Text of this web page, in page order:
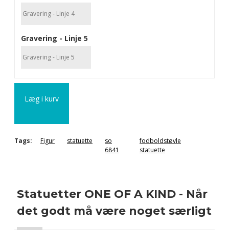
Gravering - Linje 5
Læg i kurv
Tags: Figur statuette
so
6841
fodboldstøvle
statuette
Statuetter ONE OF A KIND - Når
det godt må være noget særligt